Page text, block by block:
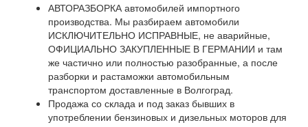
АВТОРАЗБОРКА автомобилей импортного
производства. Мы разбираем автомобили
ИСКЛЮЧИТЕЛЬНО ИСПРАВНЫЕ, не аварийные,
ОФИЦИАЛЬНО ЗАКУПЛЕННЫЕ В ГЕРМАНИИ и там
же частично или полностью разобранные, а после
разборки и растаможки автомобильным
транспортом доставленные в Волгоград.
Продажа со склада и под заказ бывших в
употреблении бензиновых и дизельных моторов для